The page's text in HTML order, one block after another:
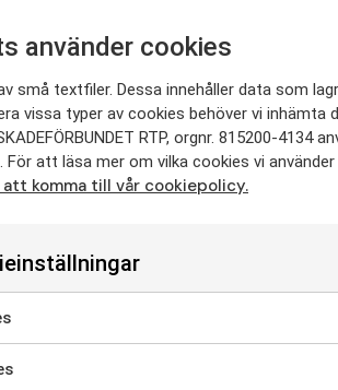
använder cookies
små textfiler. Dessa innehåller data som
vissa typer av cookies behöver vi inhämta
RTP, orgnr. 815200-4134
att läsa mer om vilka cookies vi
komma till vår cookiepolicy.